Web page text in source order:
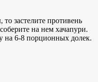
застелите противень
на нем хачапури.
на 6-8 порционных долек.